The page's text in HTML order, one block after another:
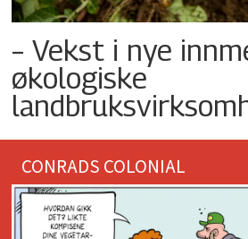
– Vekst i nye
økologiske
CONRADS COLONIAL